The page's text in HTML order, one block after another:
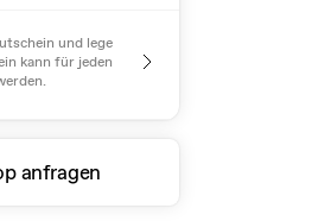
und lege
kann für jeden
anfragen